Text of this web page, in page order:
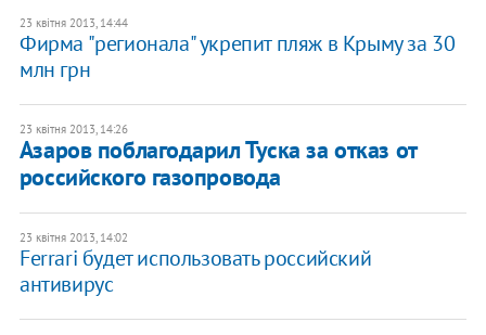
23 квітня 2013, 14:44
Фирма "регионала" укрепит пляж в Крыму за 30
млн грн
23 квітня 2013, 14:26
Азаров поблагодарил Туска за отказ от
российского газопровода
23 квітня 2013, 14:02
Ferrari будет использовать российский
антивирус